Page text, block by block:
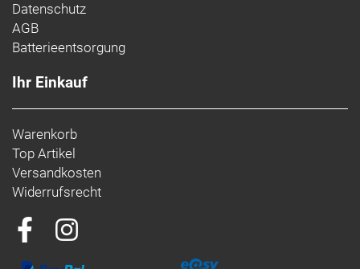
Datenschutz
AGB
Batterieentsorgung
Ihr Einkauf
Warenkorb
Top Artikel
Versandkosten
Widerrufsrecht